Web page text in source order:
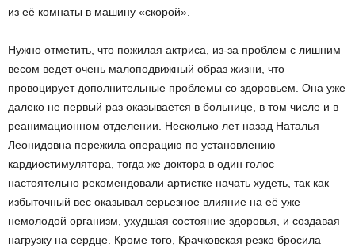
из её комнаты в машину «скорой».
Нужно отметить, что пожилая актриса, из-за проблем с лишним
весом ведет очень малоподвижный образ жизни, что
провоцирует дополнительные проблемы со здоровьем. Она уже
далеко не первый раз оказывается в больнице, в том числе и в
реанимационном отделении. Несколько лет назад Наталья
Леонидовна пережила операцию по установлению
кардиостимулятора, тогда же доктора в один голос
настоятельно рекомендовали артистке начать худеть, так как
избыточный вес оказывал серьезное влияние на её уже
немолодой организм, ухудшая состояние здоровья, и создавая
нагрузку на сердце. Кроме того, Крачковская резко бросила